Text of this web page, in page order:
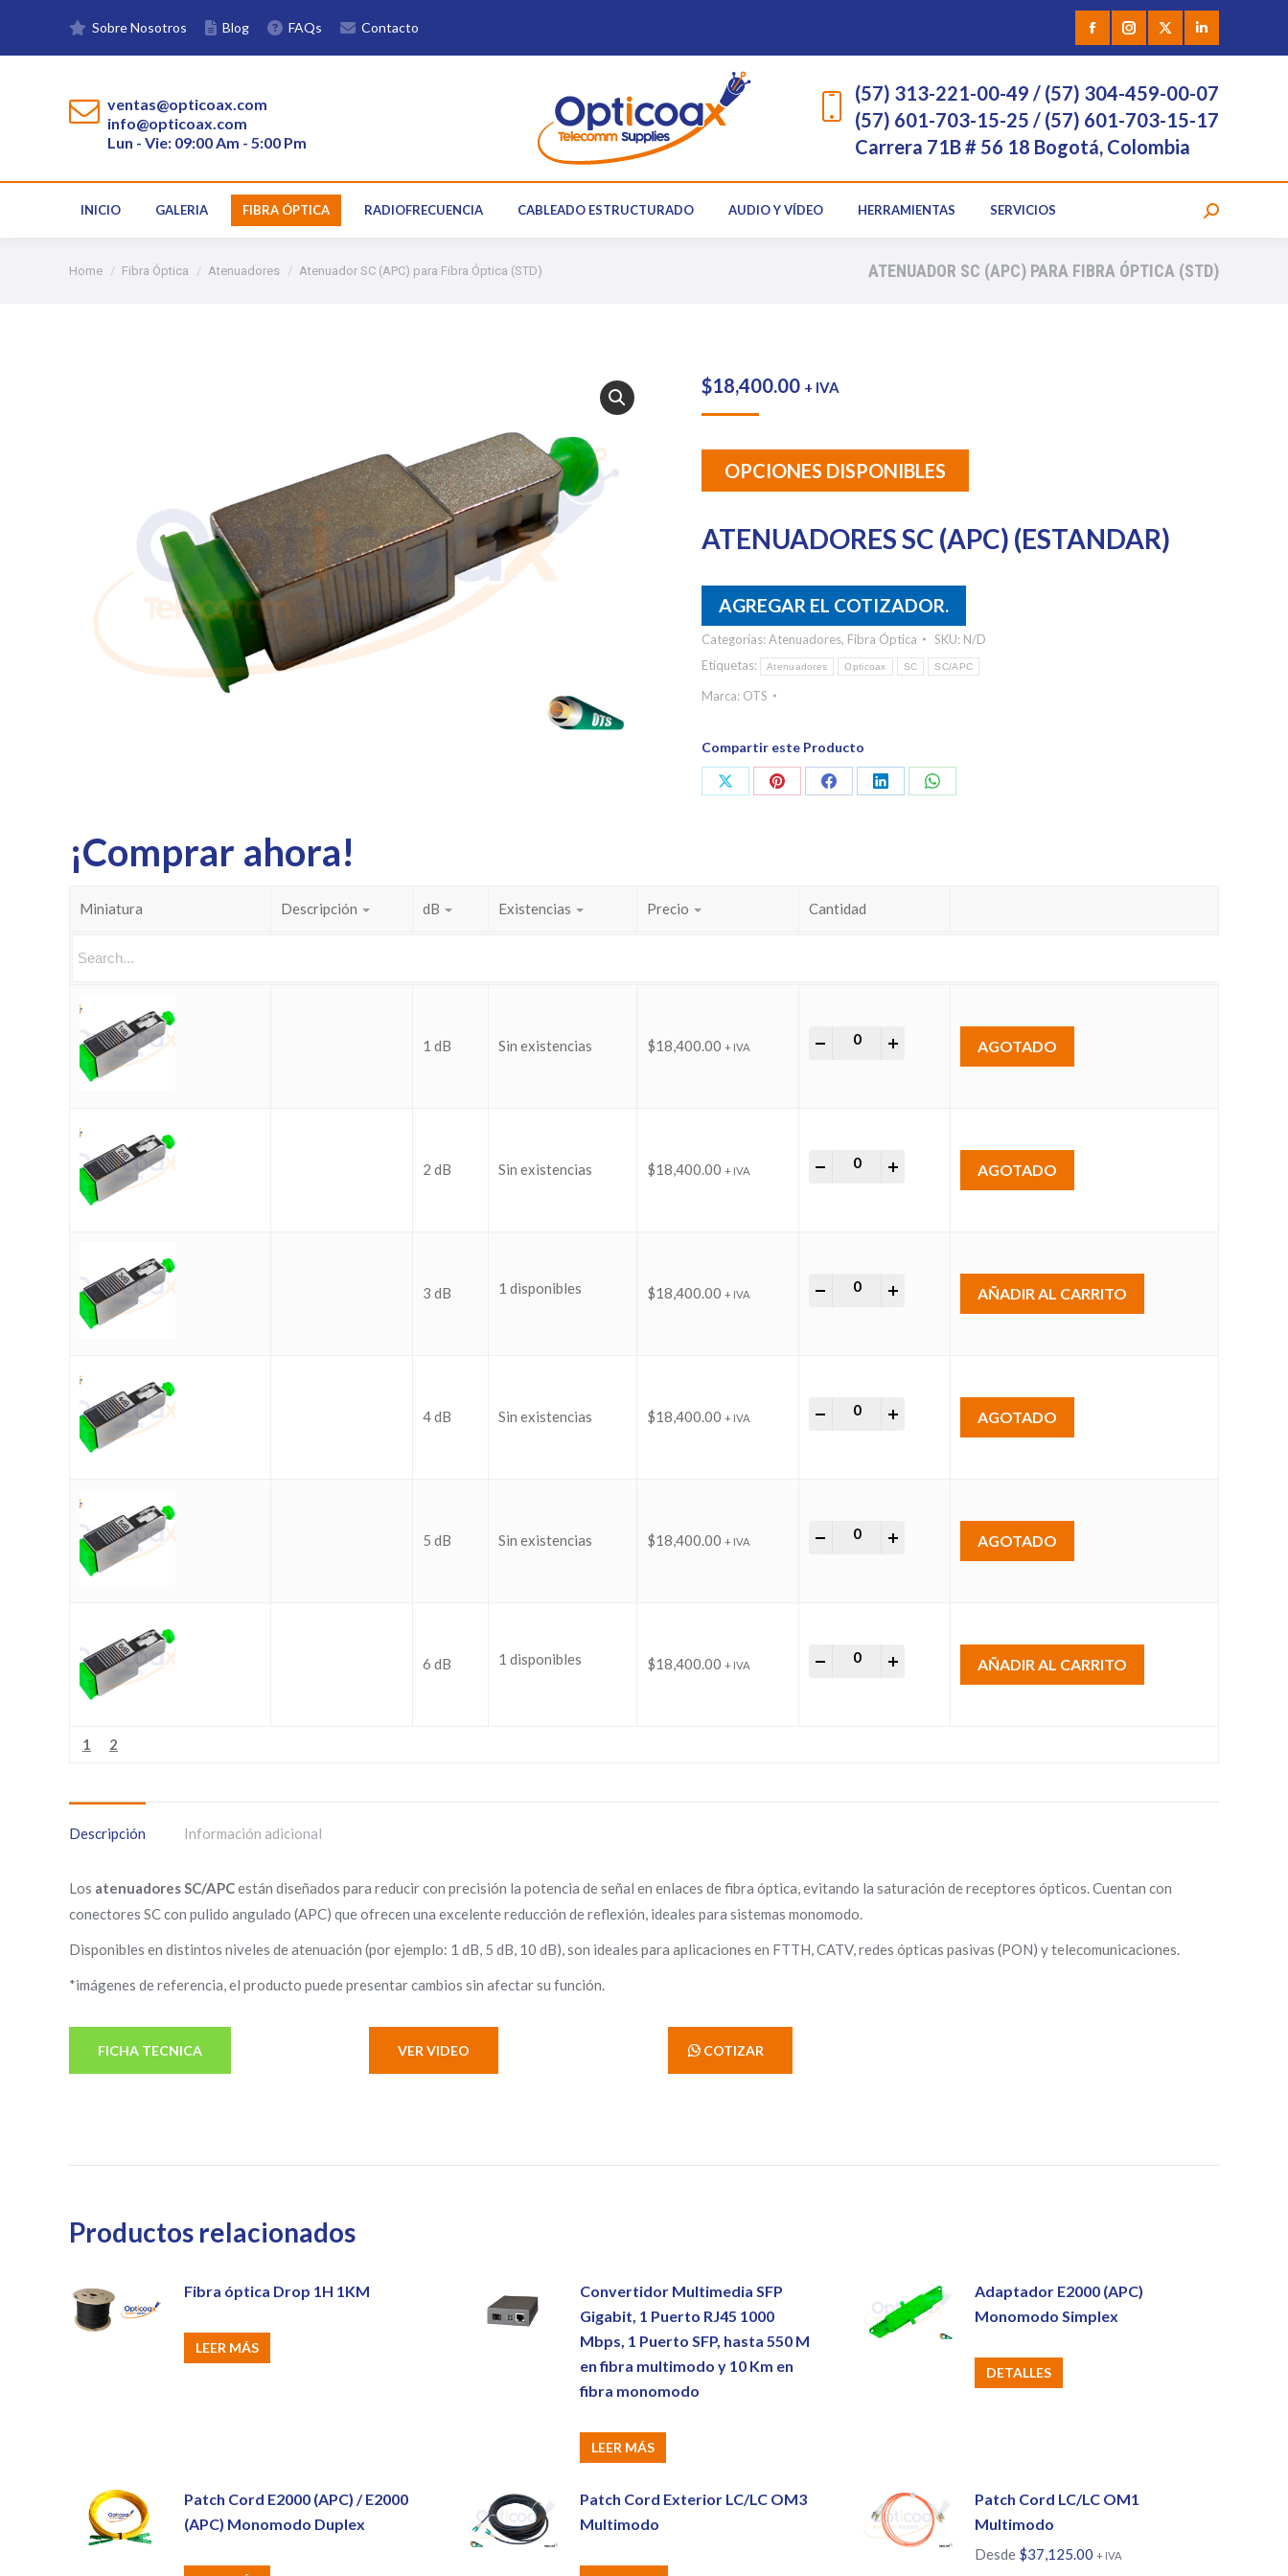
Sobre Nosotros Blog FAQs Contacto
Facebook
opens
in
new
Instagram
opens
in
new
X
opens
in
new
window
Linkedin
opens
new
window
ventas@opticoax.com
info@opticoax.com
Lun - Vie: 09:00 Am - 5:00 Pm
(57) 313-221-00-49 / (57) 304-459-00-07
(57) 601-703-15-25 / (57) 601-703-15-17
Carrera 71B # 56 18 Bogotá, Colombia
INICIO GALERIA FIBRA ÓPTICA RADIOFRECUENCIA CABLEADO ESTRUCTURADO AUDIO Y VÍDEO HERRAMIENTAS SERVICIOS Search:
You are here:
Home Fibra Óptica Atenuadores Atenuador SC (APC) para Fibra Óptica (STD) ATENUADOR SC (APC) PARA FIBRA ÓPTICA (STD)
$18,400.00 + IVA
OPCIONES DISPONIBLES
ATENUADORES SC (APC) (ESTANDAR)
AGREGAR EL COTIZADOR.
Categorías:Atenuadores, Fibra Óptica SKU: N/D
Etiquetas:
Atenuadores Opticoax SC SC/APC
Marca: OTS
Compartir este Producto
Share
Share
Share
Share
Share
¡Comprar ahora!
Miniatura Descripción dB Existencias Precio Cantidad
1 dB Sin existencias $18,400.00 + IVA
Atenuador SC (APC) para Fibra Óptica (STD) quantity
AGOTADO
2 dB Sin existencias $18,400.00 + IVA
Atenuador SC (APC) para Fibra Óptica (STD) quantity
AGOTADO
3 dB 1 disponibles $18,400.00 + IVA
Atenuador SC (APC) para Fibra Óptica (STD) quantity
AÑADIR AL CARRITO
4 dB Sin existencias $18,400.00 + IVA
Atenuador SC (APC) para Fibra Óptica (STD) quantity
AGOTADO
5 dB Sin existencias $18,400.00 + IVA
Atenuador SC (APC) para Fibra Óptica (STD) quantity
AGOTADO
6 dB 1 disponibles $18,400.00 + IVA
Atenuador SC (APC) para Fibra Óptica (STD) quantity
AÑADIR AL CARRITO
1 2
Descripción Información adicional
Los atenuadores SC/APCestán diseñados para reducir con precisión la potencia de señal en enlaces de fibra óptica, evitando la saturación de receptores ópticos. Cuentan con
conectores SC con pulido angulado (APC) que ofrecen una excelente reducción de reflexión, ideales para sistemas monomodo.
Disponibles en distintos niveles de atenuación (por ejemplo: 1 dB, 5 dB, 10 dB), son ideales para aplicaciones en FTTH, CATV, redes ópticas pasivas (PON) y telecomunicaciones.
*imágenes de referencia, el producto puede presentar cambios sin afectar su función.
FICHA TECNICA VER VIDEO ' COTIZAR
Productos relacionados
Fibra óptica Drop 1H 1KM
LEER MÁS
Convertidor Multimedia SFP
Gigabit, 1 Puerto RJ45 1000
Mbps, 1 Puerto SFP, hasta 550 M
en fibra multimodo y 10 Km en
fibra monomodo
LEER MÁS
Adaptador E2000 (APC)
Monomodo Simplex
DETALLES
Patch Cord E2000 (APC) / E2000
(APC) Monomodo Duplex
Patch Cord Exterior LC/LC OM3
Multimodo
Patch Cord LC/LC OM1
Multimodo
Desde $37,125.00 + IVA
SERVICIOS